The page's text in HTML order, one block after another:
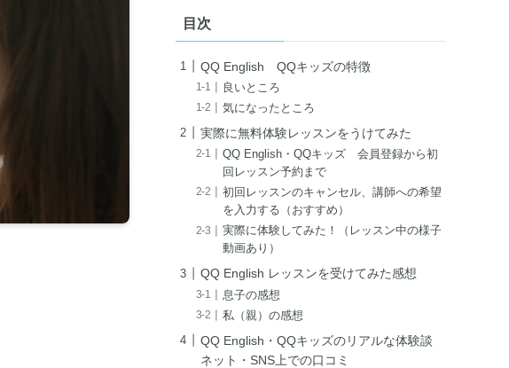
目次
QQ English QQキッズの特徴
良いところ
気になったところ
実際に無料体験レッスンをうけてみた
QQ English・QQキッズ 会員登録から初
回レッスン予約まで
初回レッスンのキャンセル、講師への希望
を入力する（おすすめ）
実際に体験してみた！（レッスン中の様子
動画あり）
QQ English レッスンを受けてみた感想
息子の感想
私（親）の感想
QQ English・QQキッズのリアルな体験談
ネット・SNS上での口コミ